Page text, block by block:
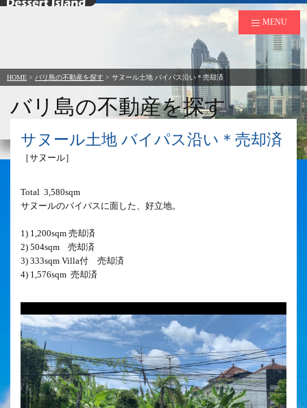
デザートアイランド
MENU
HOME > バリ島の不動産を探す > サヌール土地 バイパス沿い＊売却済
バリ島の不動産を探す
サヌール土地 バイパス沿い＊売却済
［サヌール］
Total  3,580sqm
サヌールのバイパスに面した、好立地。
1) 1,200sqm 売却済
2) 504sqm    売却済
3) 333sqm Villa付　売却済
4) 1,576sqm  売却済